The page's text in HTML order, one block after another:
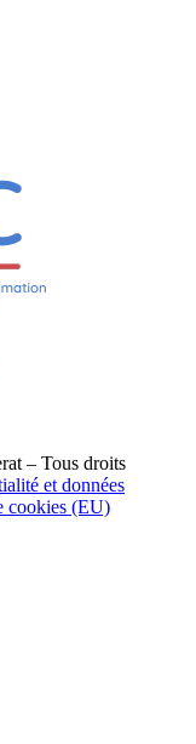
– Tous droits
et données
cookies (EU)